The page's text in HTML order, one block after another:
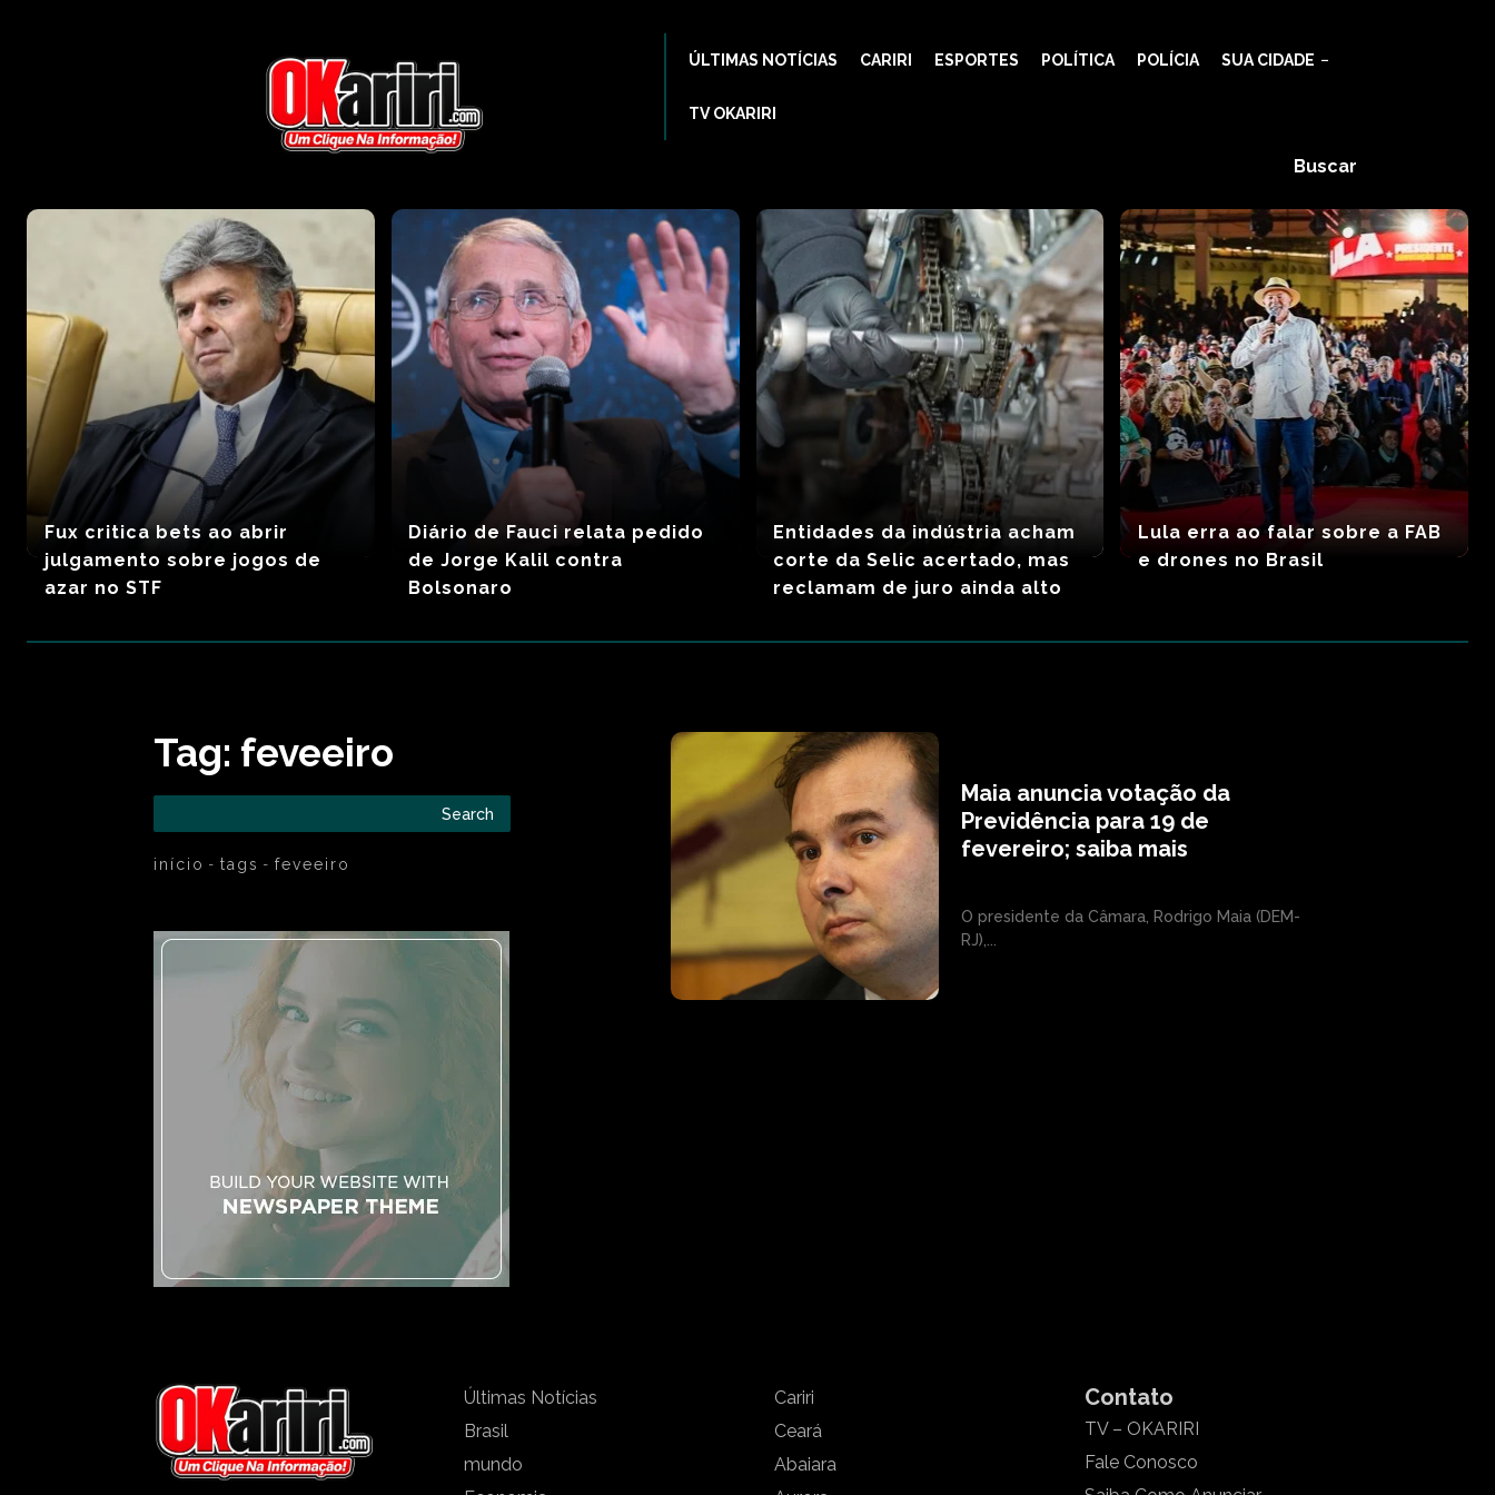
ÚLTIMAS NOTÍCIAS CARIRI ESPORTES POLÍTICA POLÍCIA SUA CIDADE
TV OKARIRI
Buscar
Fux critica bets ao abrir
julgamento sobre jogos de
azar no STF
Diário de Fauci relata pedido
de Jorge Kalil contra
Bolsonaro
Entidades da indústria acham
corte da Selic acertado, mas
reclamam de juro ainda alto
Lula erra ao falar sobre a FAB
e drones no Brasil
Tag: feveeiro
Search
início tags feveeiro
Maia anuncia votação da
Previdência para 19 de
fevereiro; saiba mais
O presidente da Câmara, Rodrigo Maia (DEM-
RJ),...
Últimas Notícias
Brasil
mundo
Cariri
Ceará
Abaiara
Contato
TV – OKARIRI
Fale Conosco